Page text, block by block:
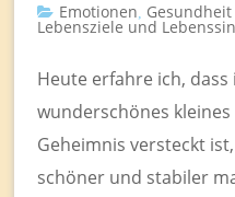
Emotionen
Lebensziele und
Heute erfahre ich,
wunderschönes
Geheimnis versteckt
schöner und stabiler